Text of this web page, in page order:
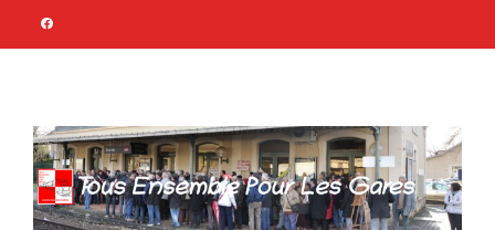
TOUS ENSEMBLE
POUR LES GARES
Association Citoyenne